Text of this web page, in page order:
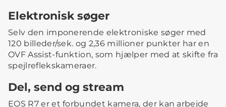
Elektronisk søger
Selv den imponerende elektroniske søger med
120 billeder/sek. og 2,36 millioner punkter har en
OVF Assist-funktion, som hjælper med at skifte fra
spejlreflekskameraer.
Del, send og stream
EOS R7 er et forbundet kamera, der kan arbejde